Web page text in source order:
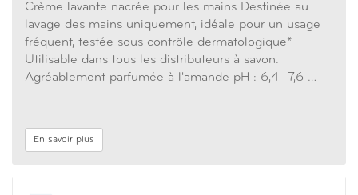
Crème lavante nacrée pour les mains Destinée au
lavage des mains uniquement, idéale pour un usage
fréquent, testée sous contrôle dermatologique*
Utilisable dans tous les distributeurs à savon.
Agréablement parfumée à l'amande pH : 6,4 -7,6 …
En savoir plus